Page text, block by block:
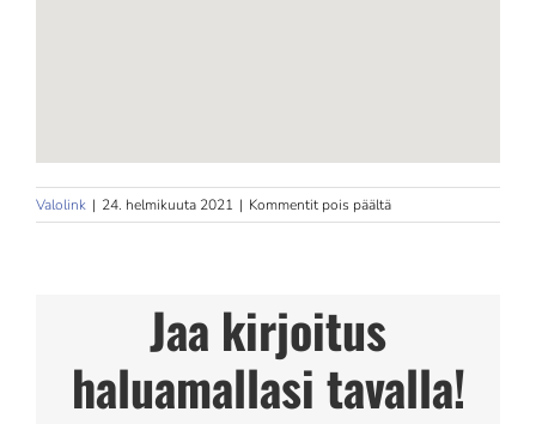
Valolink | 24. helmikuuta 2021 | Kommentit pois päältäartikkelissa
Liikuntafysio
Jaa kirjoitus
haluamallasi tavalla!